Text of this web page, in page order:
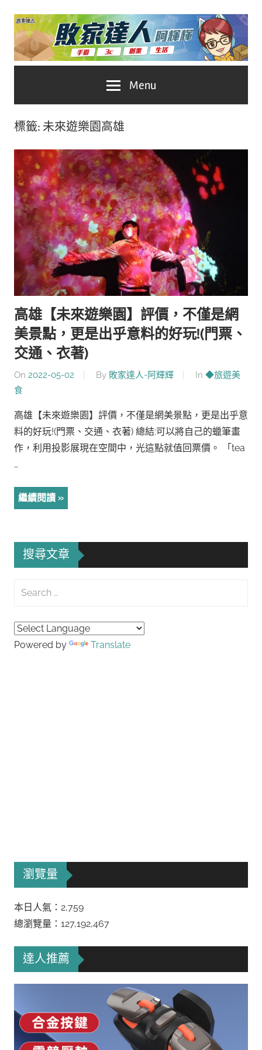
Skip
content
家
人
推
薦
No.1
遊
戲
科
自
媒
體。
Menu
標籤: 未來遊樂園高雄
高雄【未來遊樂園】評價，不僅是網
美景點，更是出乎意料的好玩!(門票、
交通、衣著)
On 2022-05-02 By 敗家達人-阿輝輝 In ◆旅遊美
食
高雄【未來遊樂園】評價，不僅是網美景點，更是出乎意
料的好玩!(門票、交通、衣著) 總結:可以將自己的蠟筆畫
作，利用投影展現在空間中，光這點就值回票價。 「tea
…
繼續閱讀
搜尋文章
Search
Powered by Translate
瀏覽量
本日人氣：2,759
總瀏覽量：127,192,467
達人推薦